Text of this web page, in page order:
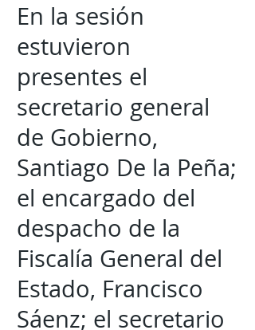
En la sesión
estuvieron
presentes el
secretario general
de Gobierno,
Santiago De la Peña;
el encargado del
despacho de la
Fiscalía General del
Estado, Francisco
Sáenz; el secretario